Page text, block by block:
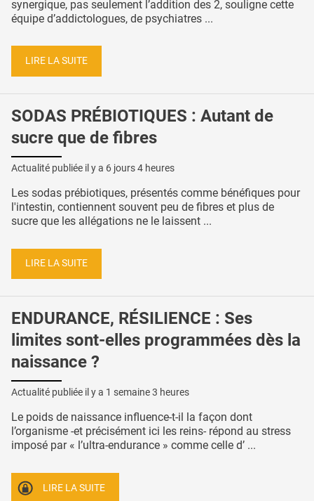
synergique, pas seulement l’addition des 2, souligne cette
équipe d’addictologues, de psychiatres ...
LIRE LA SUITE
SODAS PRÉBIOTIQUES : Autant de
sucre que de fibres
Actualité publiée il y a 6 jours 4 heures
Les sodas prébiotiques, présentés comme bénéfiques pour
l'intestin, contiennent souvent peu de fibres et plus de
sucre que les allégations ne le laissent ...
LIRE LA SUITE
ENDURANCE, RÉSILIENCE : Ses
limites sont-elles programmées dès la
naissance ?
Actualité publiée il y a 1 semaine 3 heures
Le poids de naissance influence-t-il la façon dont
l’organisme -et précisément ici les reins- répond au stress
imposé par « l’ultra-endurance » comme celle d’ ...
LIRE LA SUITE